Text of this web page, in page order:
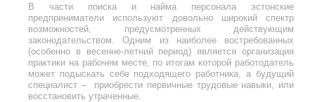
В части поиска и найма персонала эстонские
предприниматели используют довольно широкий спектр
возможностей, предусмотренных действующим
законодательством. Одним из наиболее востребованных
(особенно в весенне-летний период) является организация
практики на рабочем месте, по итогам которой работодатель
может подыскать себе подходящего работника, а будущий
специалист – приобрести первичные трудовые навыки, или
восстановить утраченные.